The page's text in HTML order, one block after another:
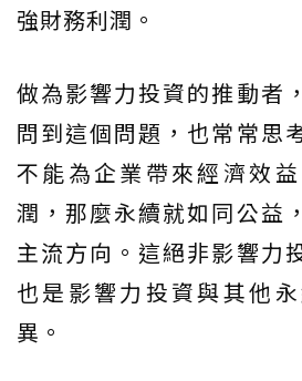
強財務利潤。
做為影響力投資的推動者
問到這個問題，也常常思
不能為企業帶來經濟效
潤，那麼永續就如同公益
主流方向。這絕非影響力
也是影響力投資與其他
異。